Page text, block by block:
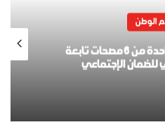
الوطن
الرئيس سعيد يزور واحدة من 6 مصحات تابعة
الإجتماعي